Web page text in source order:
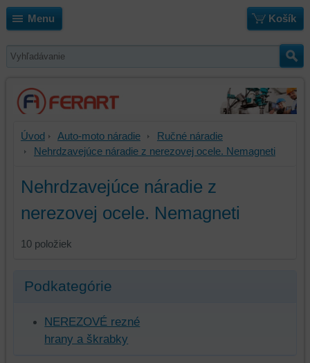
Menu Košík
Úvod Auto-moto náradie
Ručné náradie
Nehrdzavejúce náradie z nerezovej ocele. Nemagneti
Nehrdzavejúce náradie z
nerezovej ocele. Nemagneti
10 položiek
Podkategórie
NEREZOVÉ rezné
hrany a škrabky